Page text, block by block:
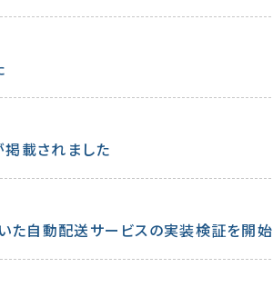
載されました
内配送用サービスロボット 「FORRO」を用いた自動配送サービスの実装検証を開始